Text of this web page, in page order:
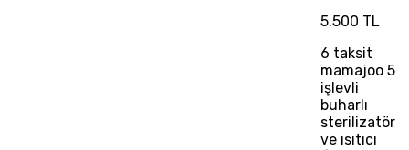
5.500 TL
6 taksit
mamajoo 5
işlevli
buharlı
sterilizatör
ve ısıtıcı